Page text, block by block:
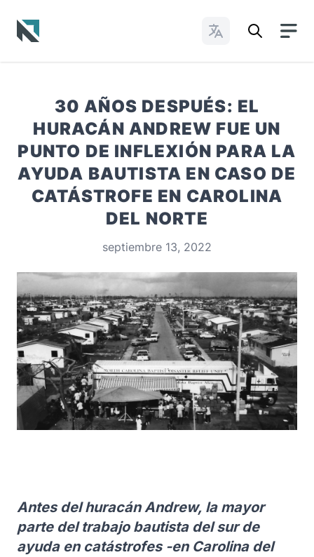
Cambiar idioma
30 AÑOS DESPUÉS: EL
HURACÁN ANDREW FUE UN
PUNTO DE INFLEXIÓN PARA LA
AYUDA BAUTISTA EN CASO DE
CATÁSTROFE EN CAROLINA
DEL NORTE
septiembre 13, 2022
Antes del huracán Andrew, la mayor
parte del trabajo bautista del sur de
ayuda en catástrofes -en Carolina del